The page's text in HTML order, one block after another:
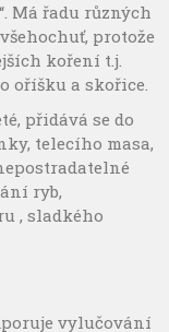
Má řadu různých
protože
koření t.j.
oříšku a skořice.
přidává se do
telecího masa,
ryb,
, sladkého
vylučování